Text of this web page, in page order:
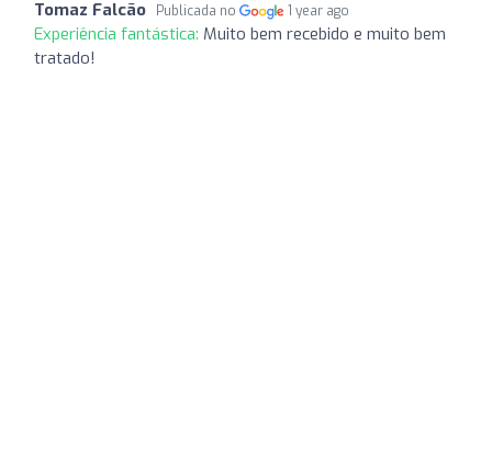
Tomaz Falcão Publicada no 1 year ago
Experiência fantástica: Muito bem recebido e muito bem
tratado!